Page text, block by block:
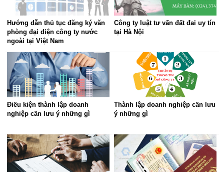
Hướng dẫn thủ tục đăng ký văn
phòng đại diện công ty nước
ngoài tại Việt Nam
Công ty luật tư vấn đất đai uy tín
tại Hà Nội
Điều kiện thành lập doanh
nghiệp cần lưu ý những gì
Thành lập doanh nghiệp cần lưu
ý những gì